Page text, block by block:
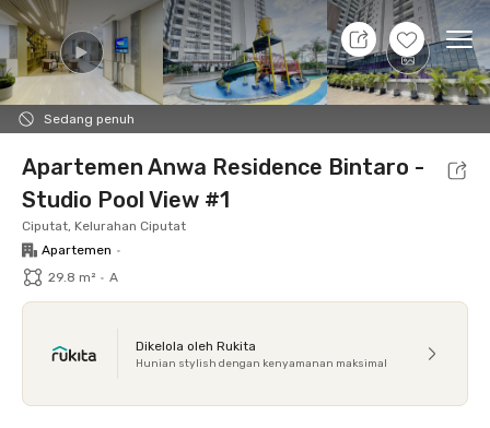
+20
Sedang penuh
8 Agt 26 - Belum tahu
Foto Fasilitas bersama Lokasi Aturan
Apartemen Anwa Residence Bintaro -
Studio Pool View #1
Ciputat, Kelurahan Ciputat
Apartemen •
29.8 m² • A
Dikelola oleh Rukita
Hunian stylish dengan kenyamanan maksimal